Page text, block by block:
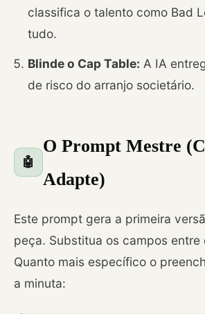
classifica o talento como Bad
tudo.
Blinde o Cap Table: A IA
de risco do arranjo societário.
🤖
O Prompt Mestre
Adapte)
Este prompt gera a primeira
peça. Substitua os campos entre
Quanto mais específico o
a minuta: